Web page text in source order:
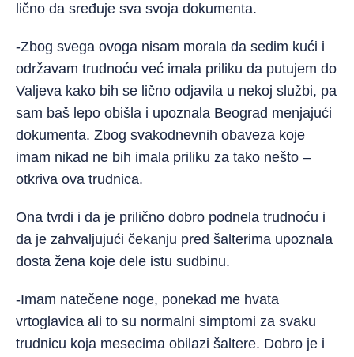
lično da sređuje sva svoja dokumenta.
-Zbog svega ovoga nisam morala da sedim kući i
održavam trudnoću već imala priliku da putujem do
Valjeva kako bih se lično odjavila u nekoj službi, pa
sam baš lepo obišla i upoznala Beograd menjajući
dokumenta. Zbog svakodnevnih obaveza koje
imam nikad ne bih imala priliku za tako nešto –
otkriva ova trudnica.
Ona tvrdi i da je prilično dobro podnela trudnoću i
da je zahvaljujući čekanju pred šalterima upoznala
dosta žena koje dele istu sudbinu.
-Imam natečene noge, ponekad me hvata
vrtoglavica ali to su normalni simptomi za svaku
trudnicu koja mesecima obilazi šaltere. Dobro je i